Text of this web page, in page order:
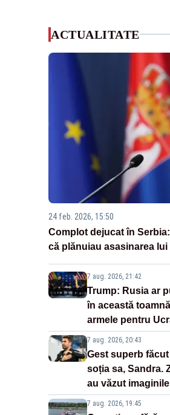
ACTUALITATE
24 feb. 2026, 15:50
Complot dejucat în
că plănuiau asasinarea lui
7 aug. 2026, 21:42
Trump: Rusia ar
în această
armele pentru
7 aug. 2026, 20:43
Gest superb
soția sa, Sandra.
au văzut imaginile
7 aug. 2026, 19:45